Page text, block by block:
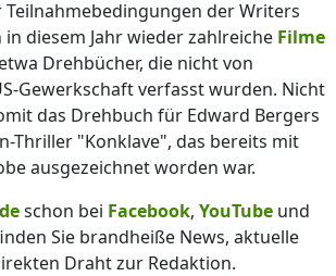
der Writers
diesem Jahr wieder zahlreiche Filme
Drehbücher, die nicht von
Gewerkschaft verfasst wurden. Nicht
das Drehbuch für Edward Bergers
Thriller "Konklave", das bereits mit
ausgezeichnet worden war.
schon bei Facebook, YouTube und
Sie brandheiße News, aktuelle
Draht zur Redaktion.